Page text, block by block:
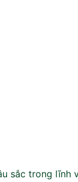
sắc trong